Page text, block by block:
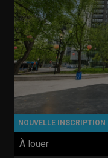
À louer